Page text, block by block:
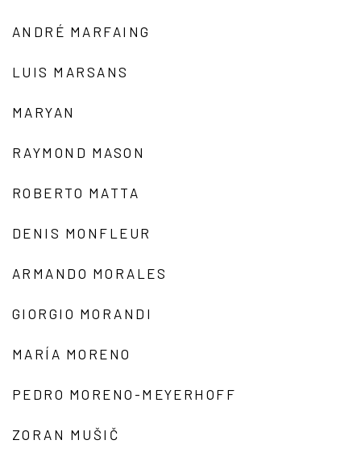
ANDRÉ MARFAING
LUIS MARSANS
MARYAN
RAYMOND MASON
ROBERTO MATTA
DENIS MONFLEUR
ARMANDO MORALES
GIORGIO MORANDI
MARÍA MORENO
PEDRO MORENO-MEYERHOFF
ZORAN MUŠIČ